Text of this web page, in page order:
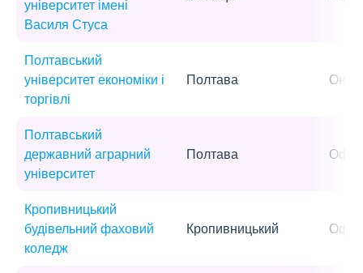
університет імені
Василя Стуса
Полтавський
університет економіки і
торгівлі
Полтава
Полтавський
державний аграрний
університет
Полтава
Кропивницький
будівельний фаховий
коледж
Кропивницький